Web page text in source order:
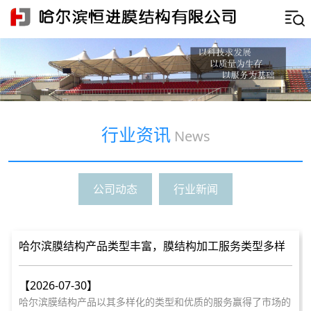
行业资讯News
公司动态 行业新闻
哈尔滨膜结构产品类型丰富，膜结构加工服务类型多样
【2026-07-30】
哈尔滨膜结构产品以其多样化的类型和优质的服务赢得了市场的